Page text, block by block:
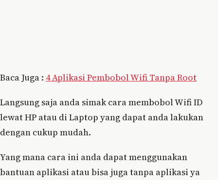
Baca Juga : 4 Aplikasi Pembobol Wifi Tanpa Root
Langsung saja anda simak cara membobol Wifi ID
lewat HP atau di Laptop yang dapat anda lakukan
dengan cukup mudah.
Yang mana cara ini anda dapat menggunakan
bantuan aplikasi atau bisa juga tanpa aplikasi ya